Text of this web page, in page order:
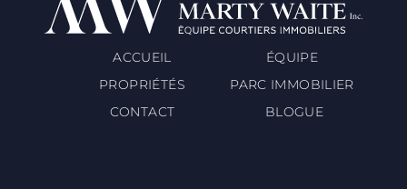
ACCUEIL
ÉQUIPE
PROPRIÉTÉS
PARC IMMOBILIER
CONTACT
BLOGUE